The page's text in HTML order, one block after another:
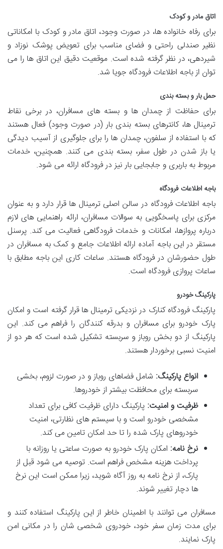
اتاق مادر و کودک
برای رفاه خانواده ها، در صورت وجود، اتاق مادر و کودک با امکاناتی
نظیر صندلی راحتی و فضای مناسب برای تعویض پوشک نوزاد و
شیردهی، در نظر گرفته شده است. موقعیت دقیق این اتاق ها را می
توان از باجه اطلاعات فرودگاه جویا شد.
حمل بار و بسته بندی
برای حفاظت از چمدان ها و بسته های مسافران، در برخی نقاط
ترمینال ها، کانترهای بسته بندی بار (در صورت وجود) فعال هستند
که با استفاده از سلفون، چمدان ها را برای جلوگیری از آسیب دیدگی
یا باز شدن در طول سفر، بسته بندی می کنند. همچنین، خدمات
مربوط به باربری و جابجایی بار نیز در فرودگاه ارائه می شود.
باجه اطلاعات فرودگاه
باجه اطلاعات فرودگاه در سالن اصلی ترمینال ها قرار دارد و به عنوان
مرکزی برای پاسخگویی به سوالات مسافران، ارائه راهنمایی های لازم
درباره پروازها، امکانات و خدمات فرودگاهی فعالیت می کند. پرسنل
مستقر در این باجه آماده ارائه اطلاعات جامع و کمک به مسافران در
طول حضورشان در فرودگاه هستند. ساعات کاری این باجه مطابق با
ساعات پروازی فرودگاه است.
پارکینگ خودرو
پارکینگ فرودگاه کنارک در نزدیکی ترمینال ها قرار گرفته است و امکان
پارک خودرو برای مسافران و بدرقه کنندگان را فراهم می کند. این
پارکینگ از دو بخش روباز و سربسته تشکیل شده است که هر دو از
امنیت نسبی برخوردار هستند.
انواع پارکینگ: شامل فضاهای روباز و در صورت لزوم، بخشی
سربسته برای محافظت بیشتر از خودروها.
ظرفیت و امنیت: پارکینگ دارای ظرفیت کافی برای تعداد
مشخصی خودرو است و با سیستم های نظارتی، امنیت
خودروهای پارک شده را تا حد امکان تامین می کند.
نرخ نامه: امکان پارک خودرو به صورت ساعتی یا روزانه با
پرداخت هزینه مشخص فراهم است. توصیه می شود قبل از
پارک، از نرخ نامه به روز آگاه شوید، زیرا ممکن است این نرخ
ها دچار تغییر شوند.
مسافران می توانند با اطمینان خاطر از این پارکینگ استفاده کنند و
برای مدت زمان سفر خود، خودروی شخصی شان را در مکانی امن
پارک نمایند.